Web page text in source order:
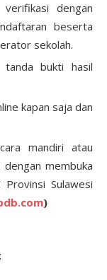
verifikasi dengan
beserta
sekolah.
bukti hasil
kapan saja dan
mandiri atau
membuka
Sulawesi
)